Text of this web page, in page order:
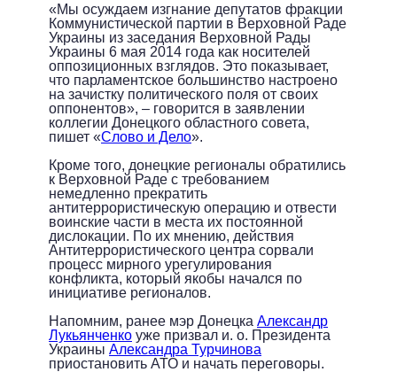
«Мы осуждаем изгнание депутатов фракции
Коммунистической партии в Верховной Раде
Украины из заседания Верховной Рады
Украины 6 мая 2014 года как носителей
оппозиционных взглядов. Это показывает,
что парламентское большинство настроено
на зачистку политического поля от своих
оппонентов», – говорится в заявлении
коллегии Донецкого областного совета,
пишет «Слово и Дело».
Кроме того, донецкие регионалы обратились
к Верховной Раде с требованием
немедленно прекратить
антитеррористическую операцию и отвести
воинские части в места их постоянной
дислокации. По их мнению, действия
Антитеррористического центра сорвали
процесс мирного урегулирования
конфликта, который якобы начался по
инициативе регионалов.
Напомним, ранее мэр Донецка Александр
Лукьянченко уже призвал и. о. Президента
Украины Александра Турчинова
приостановить АТО и начать переговоры.